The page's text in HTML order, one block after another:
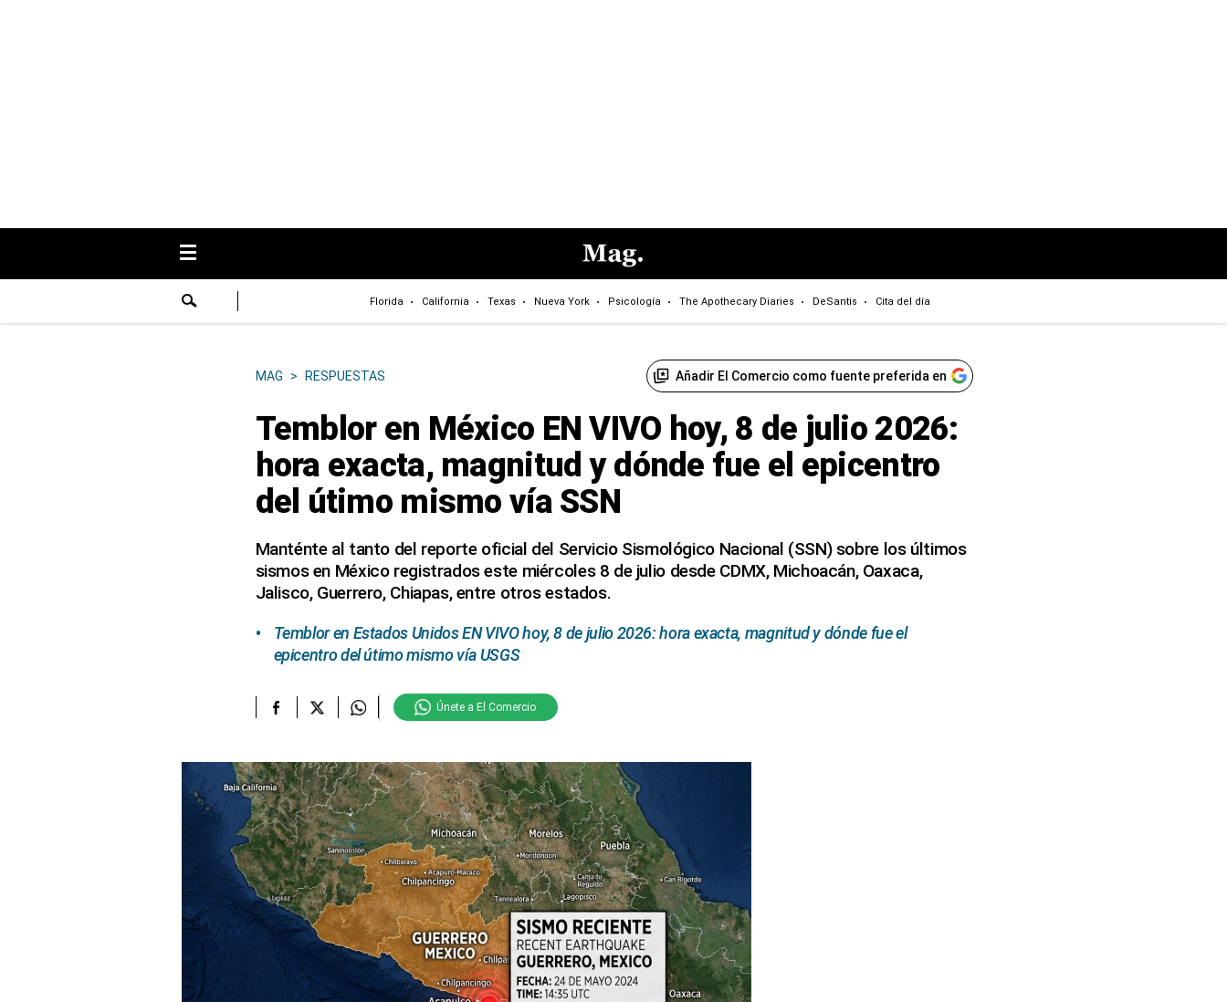
Florida California Texas Nueva York Psicología The Apothecary Diaries DeSantis Cita del día
MAG > RESPUESTAS Añadir El Comercio como fuente preferida en
Temblor en México EN VIVO hoy, 8 de julio 2026:
hora exacta, magnitud y dónde fue el epicentro
del útimo mismo vía SSN
Manténte al tanto del reporte oficial del Servicio Sismológico Nacional (SSN) sobre los últimos
sismos en México registrados este miércoles 8 de julio desde CDMX, Michoacán, Oaxaca,
Jalisco, Guerrero, Chiapas, entre otros estados.
Temblor en Estados Unidos EN VIVO hoy, 8 de julio 2026: hora exacta, magnitud y dónde fue el
epicentro del útimo mismo vía USGS
Únete a El Comercio